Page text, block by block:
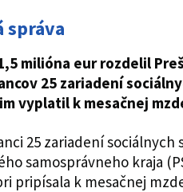
správa
milióna eur rozdelil
25 zariadení
vyplatil k mesačnej
25 zariadení
samosprávneho kraja
pripísala k mesačnej